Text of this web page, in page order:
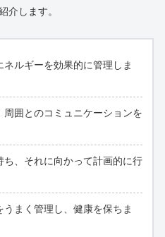
介します。
ネルギーを効果的に管理しま
周囲とのコミュニケーションを
ち、それに向かって計画的に行
うまく管理し、健康を保ちま